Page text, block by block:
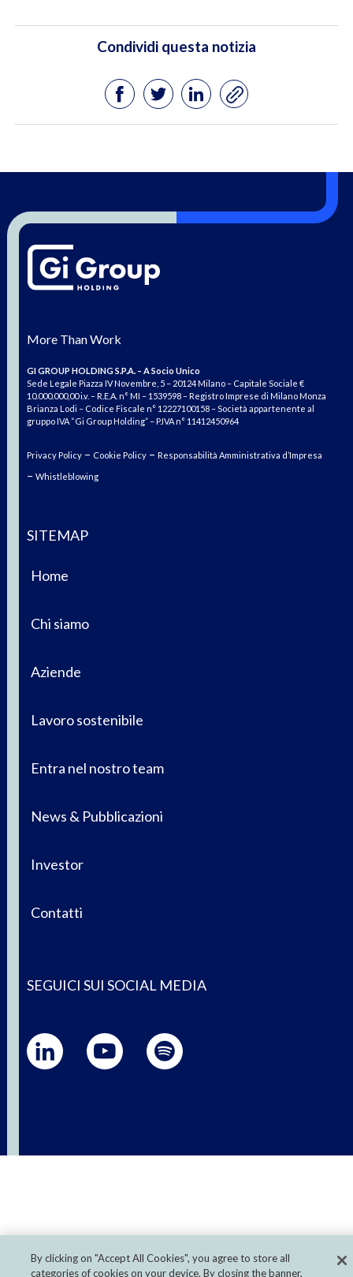
Condividi questa notizia
More Than Work
GI GROUP HOLDING S.P.A. – A Socio Unico
Sede Legale Piazza IV Novembre, 5 – 20124 Milano – Capitale Sociale €
10.000.000,00 i.v. – R.E.A. n° MI – 1539598 – Registro Imprese di Milano Monza
Brianza Lodi – Codice Fiscale n° 12227100158 – Società appartenente al
gruppo IVA “Gi Group Holding” – P.IVA n° 11412450964
Privacy Policy– Cookie Policy– Responsabilità Amministrativa d’Impresa
– Whistleblowing
SITEMAP
Home
Chi siamo
Aziende
Lavoro sostenibile
Entra nel nostro team
News & Pubblicazioni
Investor
Contatti
SEGUICI SUI SOCIAL MEDIA
By clicking on "Accept All Cookies", you agree to store all
categories of cookies on your device. By closing the banner,